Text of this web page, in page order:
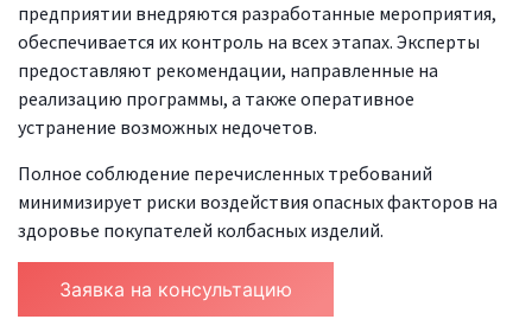
предприятии внедряются разработанные мероприятия,
обеспечивается их контроль на всех этапах. Эксперты
предоставляют рекомендации, направленные на
реализацию программы, а также оперативное
устранение возможных недочетов.
Полное соблюдение перечисленных требований
минимизирует риски воздействия опасных факторов на
здоровье покупателей колбасных изделий.
Заявка на консультацию